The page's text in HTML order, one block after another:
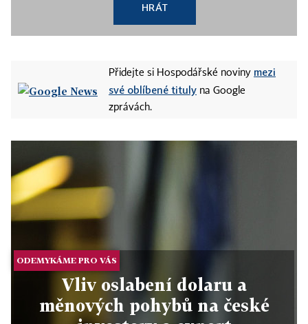
HRÁT
Přidejte si Hospodářské noviny mezi
své oblíbené tituly na Google
zprávách.
ODEMYKÁME PRO VÁS
Vliv oslabení dolaru a
měnových pohybů na české